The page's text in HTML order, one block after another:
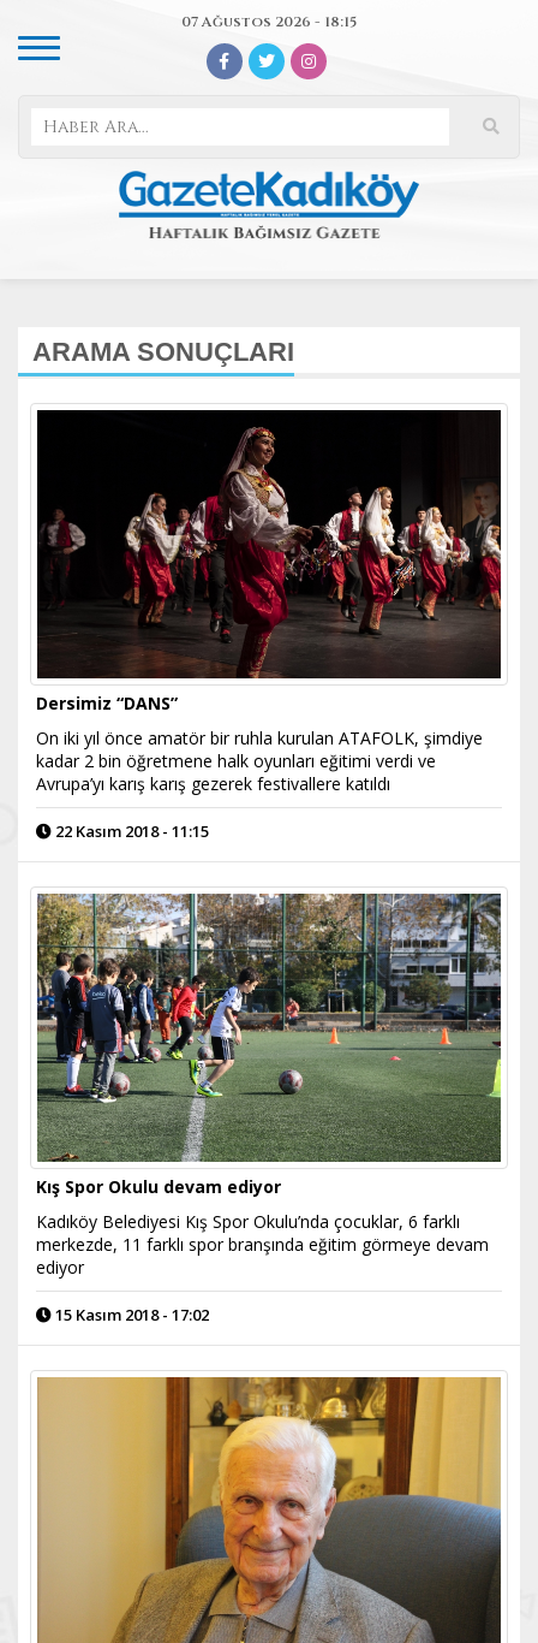
07 Ağustos 2026 - 18:15
ARAMA SONUÇLARI
Dersimiz “DANS”
On iki yıl önce amatör bir ruhla kurulan ATAFOLK, şimdiye
kadar 2 bin öğretmene halk oyunları eğitimi verdi ve
Avrupa’yı karış karış gezerek festivallere katıldı
22 Kasım 2018 - 11:15
Kış Spor Okulu devam ediyor
Kadıköy Belediyesi Kış Spor Okulu’nda çocuklar, 6 farklı
merkezde, 11 farklı spor branşında eğitim görmeye devam
ediyor
15 Kasım 2018 - 17:02